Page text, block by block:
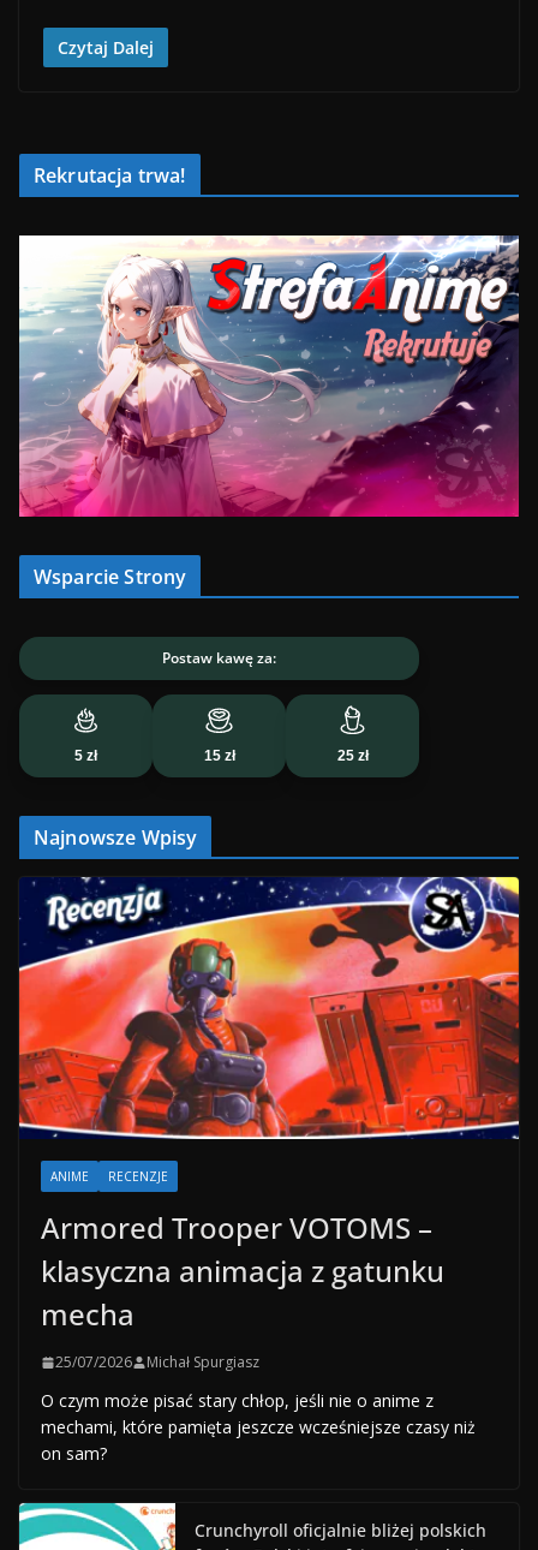
Czytaj Dalej
Rekrutacja trwa!
Wsparcie Strony
Postaw kawę za:
5 zł 15 zł 25 zł
Najnowsze Wpisy
ANIME RECENZJE
Armored Trooper VOTOMS –
klasyczna animacja z gatunku
mecha
25/07/2026 Michał Spurgiasz
O czym może pisać stary chłop, jeśli nie o anime z
mechami, które pamięta jeszcze wcześniejsze czasy niż
on sam?
Crunchyroll oficjalnie bliżej polskich